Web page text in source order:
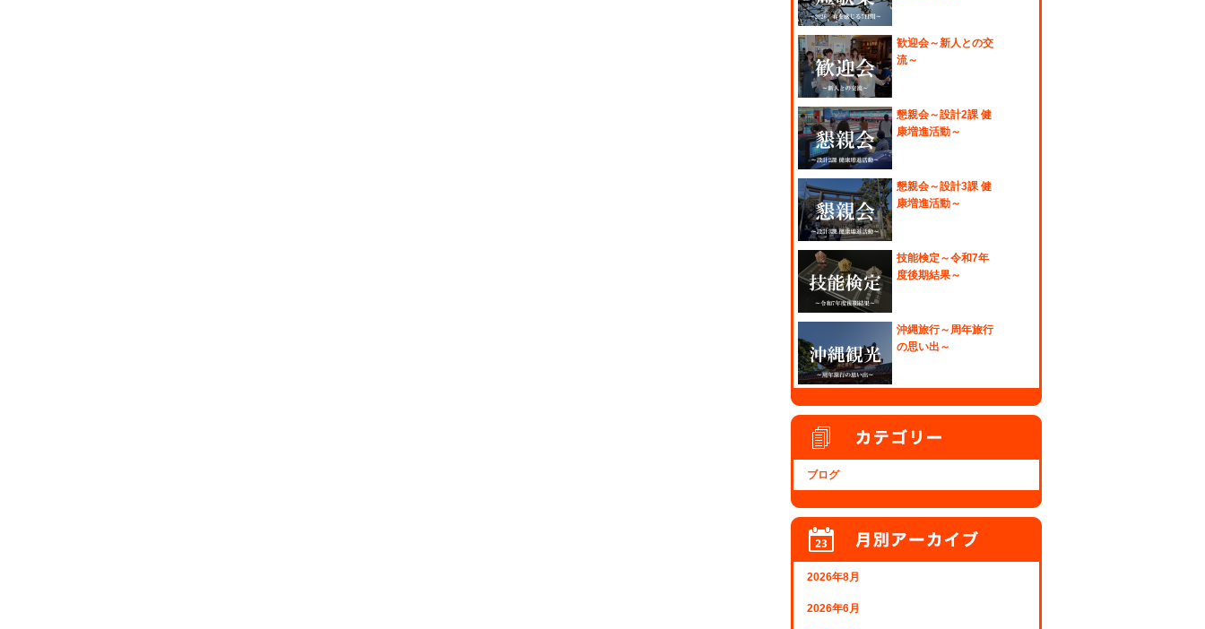
歓迎会～新人との交
流～
懇親会～設計2課 健
康増進活動～
懇親会～設計3課 健
康増進活動～
技能検定～令和7年
度後期結果～
沖縄旅行～周年旅行
の思い出～
ブログ
2026年8月
2026年6月